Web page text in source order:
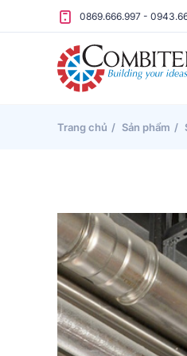
Skip to content
0869.666.997 -
Trang chủ Sản phẩm